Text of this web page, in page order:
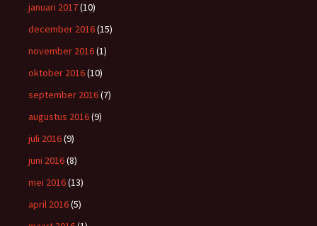
januari 2017(10)
december 2016(15)
november 2016(1)
oktober 2016(10)
september 2016(7)
augustus 2016(9)
juli 2016(9)
juni 2016(8)
mei 2016(13)
april 2016(5)